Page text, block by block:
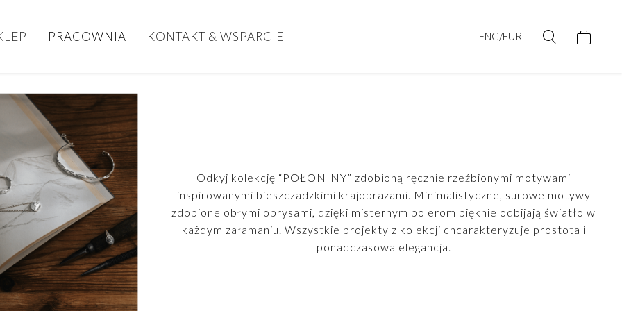
PRACOWNIA KONTAKT & WSPARCIE ENG/EUR
Odkyj kolekcję “POŁONINY” zdobioną ręcznie rzeźbionymi motywami
inspirowanymi bieszczadzkimi krajobrazami. Minimalistyczne, surowe motywy
zdobione obłymi obrysami, dzięki misternym polerom pięknie odbijają światło w
każdym załamaniu. Wszystkie projekty z kolekcji chcarakteryzuje prostota i
ponadczasowa elegancja.